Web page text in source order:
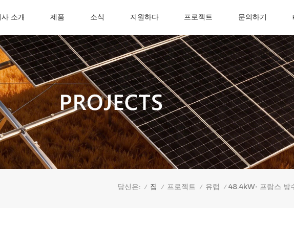
소개 제품 소식 지원하다 프로젝트 문의하기
당신은: / 집 / 프로젝트 / 유럽 /